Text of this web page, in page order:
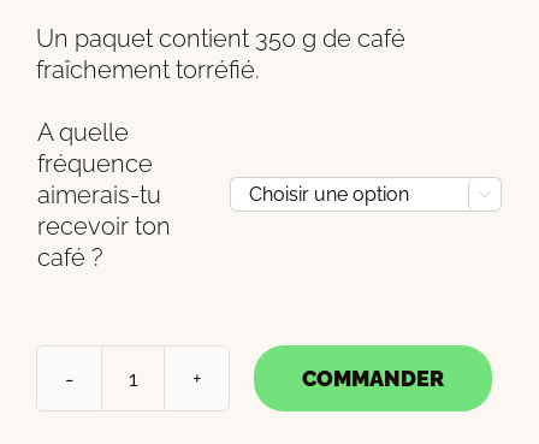
Un paquet contient 350 g de café
fraîchement torréfié.
A quelle
fréquence
aimerais-tu
recevoir ton
café ?

quantité
COMMANDER